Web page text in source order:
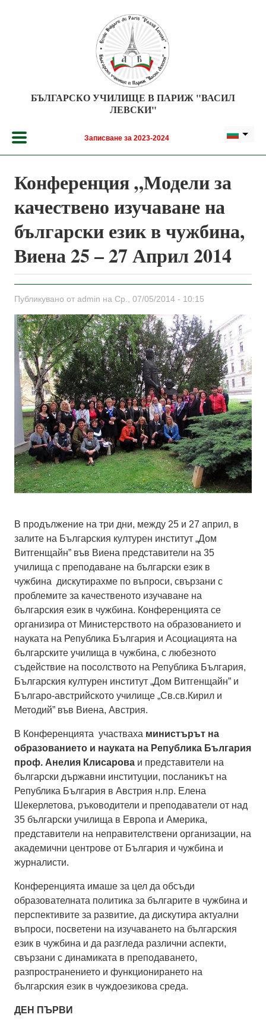
БЪЛГАРСКО УЧИЛИЩЕ В ПАРИЖ "ВАСИЛ
ЛЕВСКИ"
Записване за 2023-2024
Конференция „Модели за
качествено изучаване на
български език в чужбина,
Виена 25 – 27 Април 2014
Публикувано от admin на Ср., 07/05/2014 - 10:15
В продължение на три дни, между 25 и 27 април, в
залите на Българския културен институт „Дом
Витгенщайн” във Виена представители на 35
училища с преподаване на български език в
чужбина дискутирахме по въпроси, свързани с
проблемите за качественото изучаване на
българския език в чужбина. Конференцията се
организира от Министерството на образованието и
науката на Република България и Асоциацията на
българските училища в чужбина, с любезното
съдействие на посолството на Република България,
Българския културен институт „Дом Витгенщайн” и
Българо-австрийското училище „Св.св.Кирил и
Методий” във Виена, Австрия.
В Конференцията участваха министърът на
образованието и науката на Република България
проф. Анелия Клисарова и представители на
български държавни институции, посланикът на
Република България в Австрия н.пр. Елена
Шекерлетова, ръководители и преподаватели от над
35 български училища в Европа и Америка,
представители на неправителствени организации, на
академични центрове от България и чужбина и
журналисти.
Конференцията имаше за цел да обсъди
образователната политика за българите в чужбина и
перспективите за развитие, да дискутира актуални
въпроси, посветени на изучаването на българския
език в чужбина и да разгледа различни аспекти,
свързани с динамиката в преподаването,
разпространението и функционирането на
българския език в чуждоезикова среда.
ДЕН ПЪРВИ